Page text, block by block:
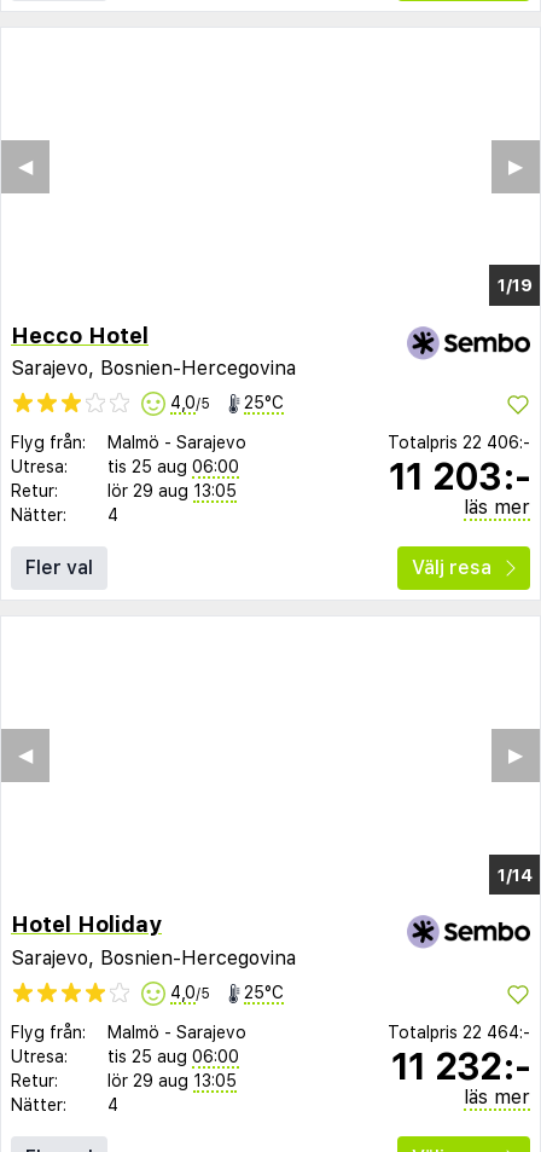
1/15
▶︎
◀︎
Hecco Hotel
Sarajevo, Bosnien-Hercegovina
4,0/5 25°C
Flyg från: Malmö - Sarajevo
Utresa:
tis 25 aug 06:00
Retur:
lör 29 aug 13:05
Nätter:
4
Totalpris 22 406:-
11 203:-
läs mer
Fler val Välj resa
1/9
▶︎
◀︎
Hotel Holiday
Sarajevo, Bosnien-Hercegovina
4,0/5 25°C
Flyg från: Malmö - Sarajevo
Utresa:
tis 25 aug 06:00
Retur:
lör 29 aug 13:05
Nätter:
4
Totalpris 22 464:-
11 232:-
läs mer